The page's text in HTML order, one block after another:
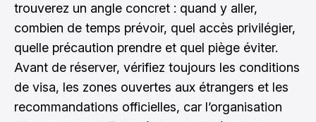
trouverez un angle concret : quand y aller,
combien de temps prévoir, quel accès privilégier,
quelle précaution prendre et quel piège éviter.
Avant de réserver, vérifiez toujours les conditions
de visa, les zones ouvertes aux étrangers et les
recommandations officielles, car l’organisation